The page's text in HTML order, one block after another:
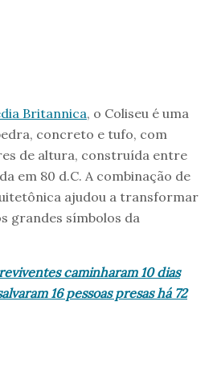
Britannica, o Coliseu é uma
concreto e tufo, com
de altura, construída entre
em 80 d.C. A combinação de
ajudou a transformar
grandes símbolos da
caminharam 10 dias
16 pessoas presas há 72